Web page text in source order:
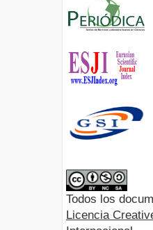
Todos los
Licencia